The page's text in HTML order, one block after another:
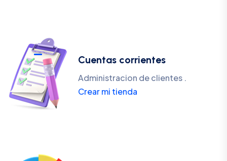
Cuentas corrientes
Administracion de clientes .
Crear mi tienda